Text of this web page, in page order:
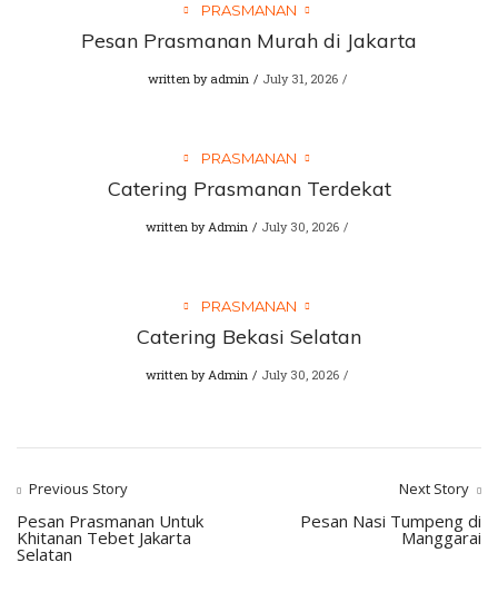
PRASMANAN
Pesan Prasmanan Murah di Jakarta
written by admin July 31, 2026
PRASMANAN
Catering Prasmanan Terdekat
written byAdmin July 30, 2026
PRASMANAN
Catering Bekasi Selatan
written byAdmin July 30, 2026
Previous Story
Pesan Prasmanan Untuk
Khitanan Tebet Jakarta
Selatan
Next Story
Pesan Nasi Tumpeng di
Manggarai